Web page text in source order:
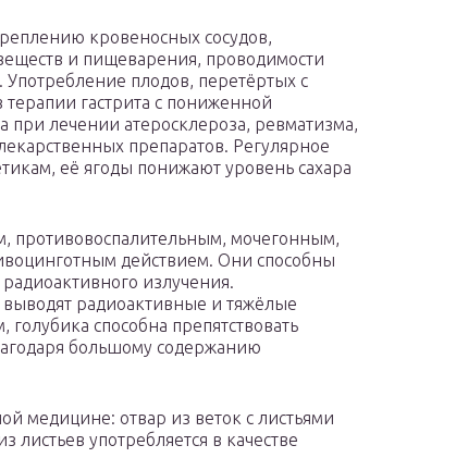
кровеносных сосудов,
и пищеварения, проводимости
плодов, перетёртых с
гастрита с пониженной
при лечении атеросклероза, ревматизма,
препаратов. Регулярное
её ягоды понижают уровень сахара
противовоспалительным, мочегонным,
действием. Они способны
излучения.
радиоактивные и тяжёлые
способна препятствовать
большому содержанию
медицине: отвар из веток с листьями
листьев употребляется в качестве